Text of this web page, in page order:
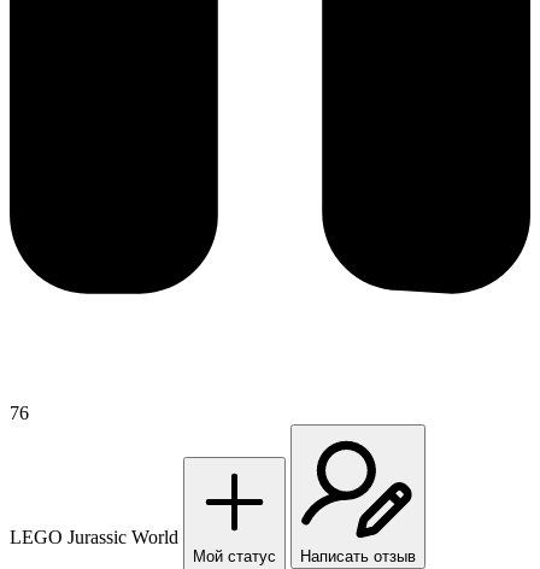
76
LEGO Jurassic World
Мой статус Написать отзыв